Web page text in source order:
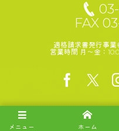
メニュー ホーム
FAX
適格請求書発行事業
営業時間 月～金：